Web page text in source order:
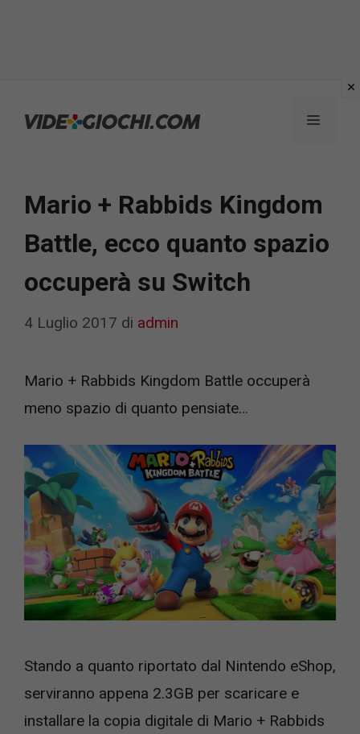
Menu
Mario + Rabbids Kingdom
Battle, ecco quanto spazio
occuperà su Switch
4 Luglio 2017 di admin
Mario + Rabbids Kingdom Battle occuperà
meno spazio di quanto pensiate…
Stando a quanto riportato dal Nintendo eShop,
serviranno appena 2.3GB per scaricare e
installare la copia digitale di Mario + Rabbids